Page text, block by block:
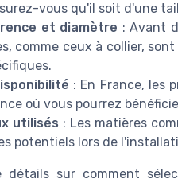
vous qu'il soit d'une
et diamètre : Avant
comme ceux à collier,
: En France, les
où vous pourrez
utilisés : Les matières
potentiels lors de
détails sur comment